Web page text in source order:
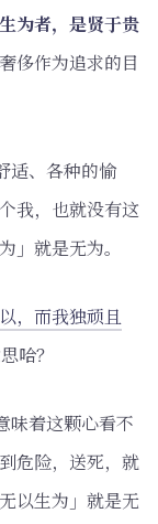
为者，是贤于贵
侈作为追求的目
适、各种的愉
我，也就没有这
」就是无为。
，而我独顽且
哈？
味着这颗心看不
危险，送死，就
以生为」就是无